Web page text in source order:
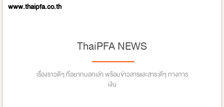
www.thaipfa.co.th
ThaiPFA NEWS
เรื่องราวดีๆ ที่อยากบอกเล่า พร้อมข่าวสารและสาระดีๆ ทางการ
เงิน